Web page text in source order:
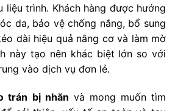
liệu trình. Khách hàng được hướng
da, bảo vệ chống nắng, bổ sung
dài hiệu quả nâng cơ và làm mờ
này tạo nên khác biệt lớn so với
vào dịch vụ đơn lẻ.
trán bị nhăn và mong muốn tìm